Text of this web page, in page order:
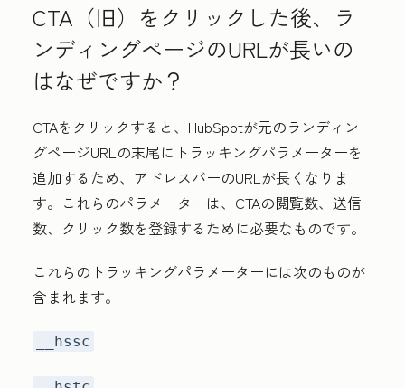
CTA（旧）をクリックした後、ラ
ンディングページのURLが長いの
はなぜですか？
CTAをクリックすると、HubSpotが元のランディン
グページURLの末尾にトラッキングパラメーターを
追加するため、アドレスバーのURLが長くなりま
す。これらのパラメーターは、CTAの閲覧数、送信
数、クリック数を登録するために必要なものです。
これらのトラッキングパラメーターには次のものが
含まれます。
__hssc